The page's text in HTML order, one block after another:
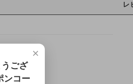
レ
カタチへ。
ーです。
×
うござ
ンコー